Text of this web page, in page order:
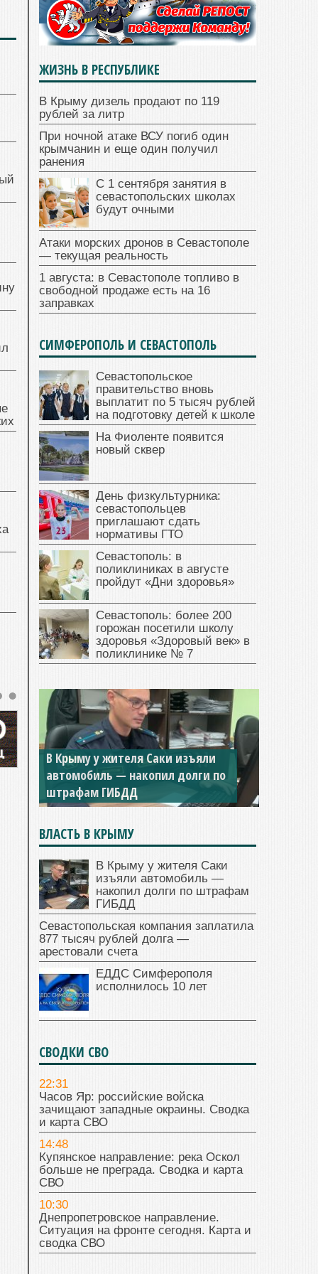
ЖИЗНЬ В РЕСПУБЛИКЕ
В Крыму дизель продают по 119
рублей за литр
При ночной атаке ВСУ погиб один
крымчанин и еще один получил
ранения
С 1 сентября занятия в
севастопольских школах
будут очными
Атаки морских дронов в Севастополе
— текущая реальность
1 августа: в Севастополе топливо в
свободной продаже есть на 16
заправках
СИМФЕРОПОЛЬ И СЕВАСТОПОЛЬ
Севастопольское
правительство вновь
выплатит по 5 тысяч рублей
на подготовку детей к школе
На Фиоленте появится
новый сквер
День физкультурника:
севастопольцев
приглашают сдать
нормативы ГТО
Севастополь: в
поликлиниках в августе
пройдут «Дни здоровья»
Севастополь: более 200
горожан посетили школу
здоровья «Здоровый век» в
поликлинике № 7
В Крыму у жителя Саки изъяли
автомобиль — накопил долги по
штрафам ГИБДД
Севастопольская компания
заплатила 877 тысяч рублей
долга — арестовали счета
ВЛАСТЬ В КРЫМУ
В Крыму у жителя Саки
изъяли автомобиль —
накопил долги по штрафам
ГИБДД
Севастопольская компания заплатила
877 тысяч рублей долга —
арестовали счета
ЕДДС Симферополя
исполнилось 10 лет
СВОДКИ СВО
22:31
Часов Яр: российские войска
зачищают западные окраины. Сводка
и карта СВО
14:48
Купянское направление: река Оскол
больше не преграда. Сводка и карта
СВО
10:30
Днепропетровское направление.
Ситуация на фронте сегодня. Карта и
сводка СВО